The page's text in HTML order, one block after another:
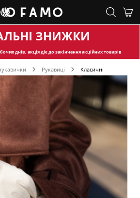
ЗНИЖКИ
днів, акція діє до закінчення акційних товарів
Рукавиці Класичні